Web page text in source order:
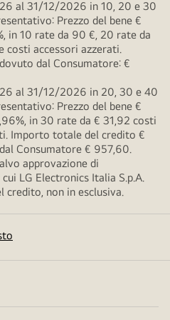
al 31/12/2026 in 10, 20 e 30
Prezzo del bene €
in 10 rate da 90 €, 20 rate da
costi accessori azzerati.
dal Consumatore: €
al 31/12/2026 in 20, 30 e 40
Prezzo del bene €
in 30 rate da € 31,92 costi
Importo totale del credito €
Consumatore € 957,60.
approvazione di
LG Electronics Italia S.p.A.
credito, non in esclusiva.